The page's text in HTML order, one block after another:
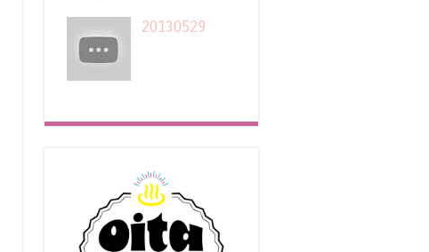
20130529